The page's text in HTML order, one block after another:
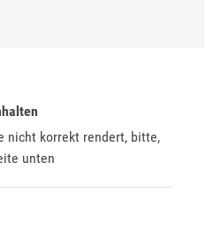
nicht korrekt rendert, bitte,
unten